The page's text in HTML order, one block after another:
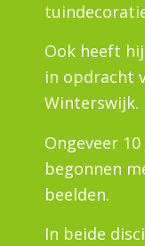
Ook heeft
in opdracht
Winterswijk.
Ongeveer
begonnen
beelden.
In beide